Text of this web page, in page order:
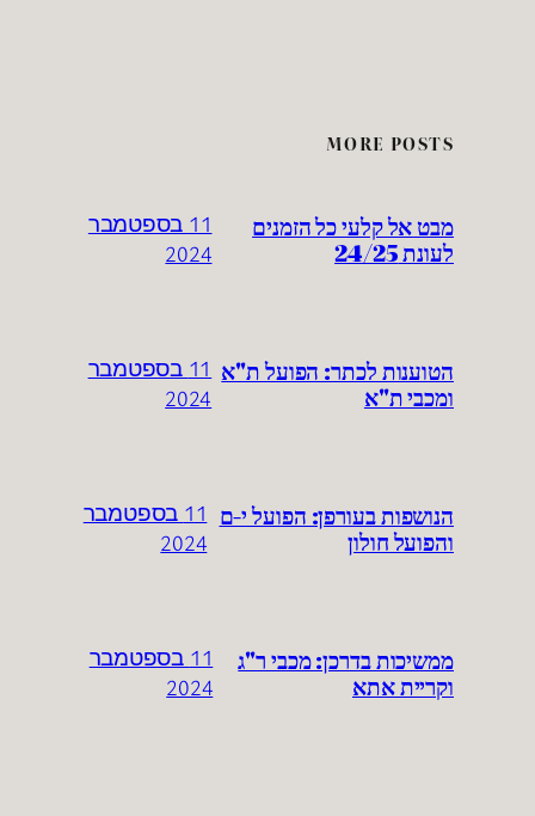
MORE POSTS
מבט אל קלעי כל הזמנים
לעונת 24/25
11 בספטמבר
2024
הטוענות לכתר: הפועל ת"א
ומכבי ת"א
11 בספטמבר
2024
הנושפות בעורפן: הפועל י-ם
והפועל חולון
11 בספטמבר
2024
ממשיכות בדרכן: מכבי ר"ג
וקריית אתא
11 בספטמבר
2024